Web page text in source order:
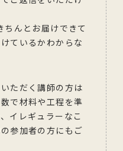
ちんとお届けできて
ているかわからな
ただく講師の方は
で材料や工程を準
イレギュラーなこ
参加者の方にもご